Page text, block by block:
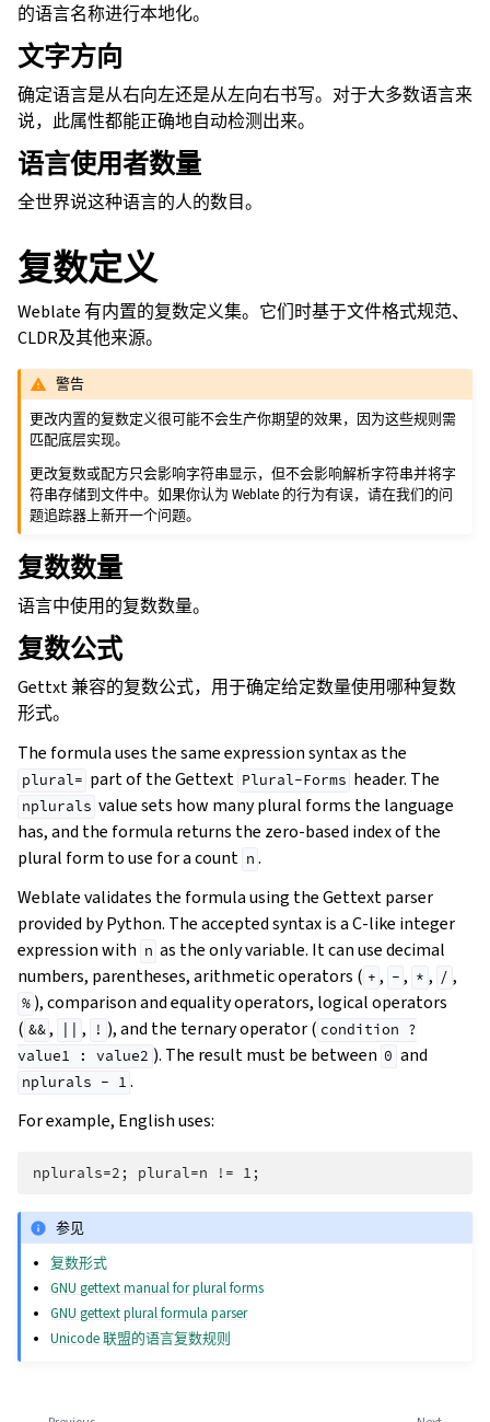
的语言名称进行本地化。
文字方向
确定语言是从右向左还是从左向右书写。对于大多数语言来
说，此属性都能正确地自动检测出来。
语言使用者数量
全世界说这种语言的人的数目。
复数定义
Weblate 有内置的复数定义集。它们时基于文件格式规范、
CLDR及其他来源。
警告
更改内置的复数定义很可能不会生产你期望的效果，因为这些规则需
匹配底层实现。
更改复数或配方只会影响字符串显示，但不会影响解析字符串并将字
符串存储到文件中。如果你认为 Weblate 的行为有误，请在我们的问
题追踪器上新开一个问题。
复数数量
语言中使用的复数数量。
复数公式
Gettxt 兼容的复数公式，用于确定给定数量使用哪种复数
形式。
The formula uses the same expression syntax as the
plural= part of the Gettext Plural-Forms header. The
nplurals value sets how many plural forms the language
has, and the formula returns the zero-based index of the
plural form to use for a count n .
Weblate validates the formula using the Gettext parser
provided by Python. The accepted syntax is a C-like integer
expression with n as the only variable. It can use decimal
numbers, parentheses, arithmetic operators ( + , - , * , / ,
% ), comparison and equality operators, logical operators
( && , , ! ), and the ternary operator ( condition ?
value1
: value2 ). The result must be between 0 and
nplurals - 1 .
For example, English uses:
参见
复数形式
GNU gettext manual for plural forms
GNU gettext plural formula parser
Unicode 联盟的语言复数规则